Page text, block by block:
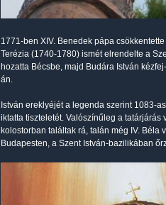
1771-ben XIV. Benedek pápa
Terézia (1740-1780) ismét elrendelte a
hozatta Bécsbe, majd Budára István
án.
István ereklyéjét a legenda szerint 1083-
iktatta tiszteletét. Valószínűleg a
kolostorban találtak rá, talán még IV. Béla
Budapesten, a Szent István-bazilikában